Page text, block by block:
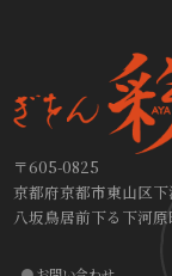
〒605-0825
京都府京都市東山区
八坂鳥居前下る下河